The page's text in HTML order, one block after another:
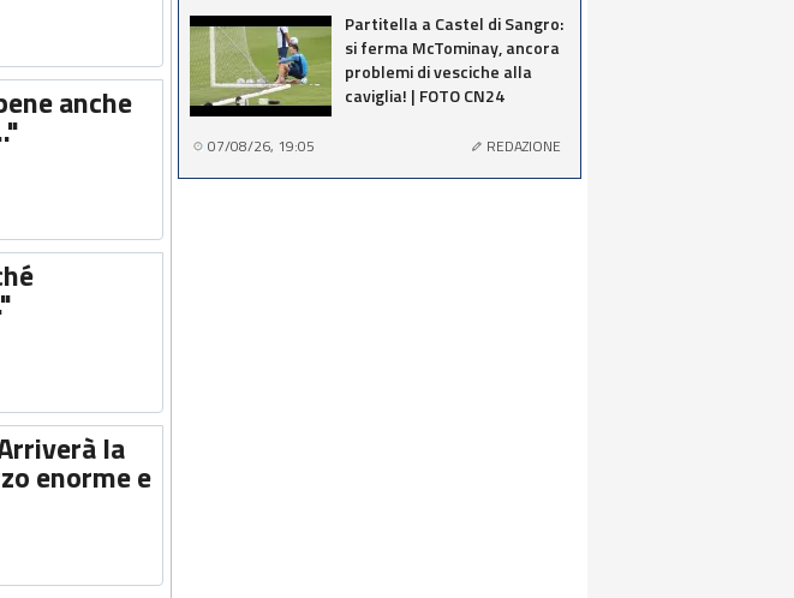
anche
la
enorme e
Partitella a Castel di Sangro:
si ferma McTominay, ancora
problemi di vesciche alla
caviglia! | FOTO CN24
07/08/26, 19:05 REDAZIONE